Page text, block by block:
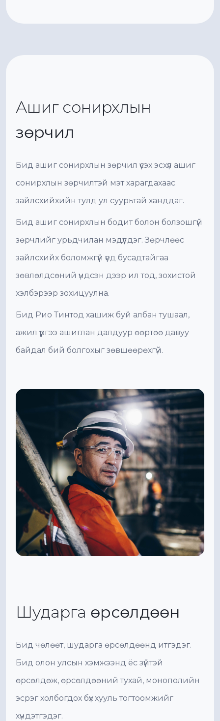
Ашиг сонирхлын
зөрчил
Бид ашиг сонирхлын зөрчил үүсэх эсхүл ашиг
сонирхлын зөрчилтэй мэт харагдахаас
зайлсхийхийн тулд ул суурьтай ханддаг.
Бид ашиг сонирхлын бодит болон болзошгүй
зөрчлийг урьдчилан мэдүүлдэг. Зөрчлөөс
зайлсхийх боломжгүй үед бусадтайгаа
зөвлөлдсөний үндсэн дээр ил тод, зохистой
хэлбэрээр зохицуулна.
Бид Рио Тинтод хашиж буй албан тушаал,
ажил үүргээ ашиглан далдуур өөртөө давуу
байдал бий болгохыг зөвшөөрөхгүй.
Шударга өрсөлдөөн
Бид чөлөөт, шударга өрсөлдөөнд итгэдэг.
Бид олон улсын хэмжээнд ёс зүйтэй
өрсөлдөж, өрсөлдөөний тухай, монополийн
эсрэг холбогдох бүх хууль тогтоомжийг
хүндэтгэдэг.